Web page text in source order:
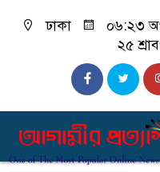
ঢাকা
০৬:২৩
২৫